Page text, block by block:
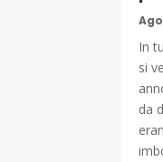
In
si
da